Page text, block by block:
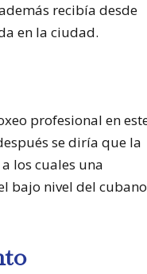
recibía desde
en la ciudad.
profesional en
se diría que la
los cuales una
bajo nivel del